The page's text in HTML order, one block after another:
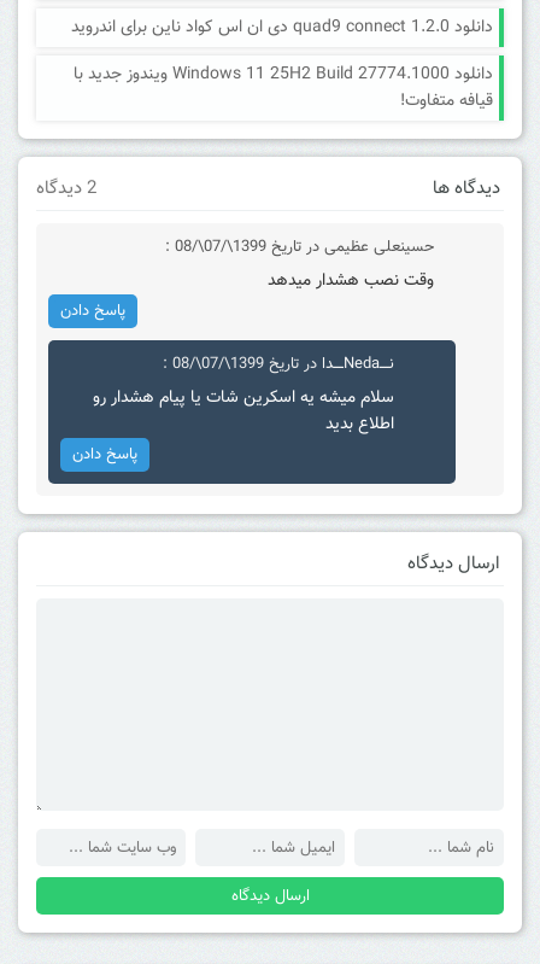
دانلود quad9 connect 1.2.0 دی ان اس کواد ناین برای اندروید
دانلود Windows 11 25H2 Build 27774.1000 ویندوز جدید با
قیافه متفاوت!
دیدگاه ها 2 دیدگاه
حسینعلی عظیمی در تاریخ 1399\/07\/08 :
وقت نصب هشدار میدهد
پاسخ دادن
نــــNedaــــدا در تاریخ 1399\/07\/08 :
سلام میشه یه اسکرین شات یا پیام هشدار رو
اطلاع بدید
پاسخ دادن
ارسال دیدگاه